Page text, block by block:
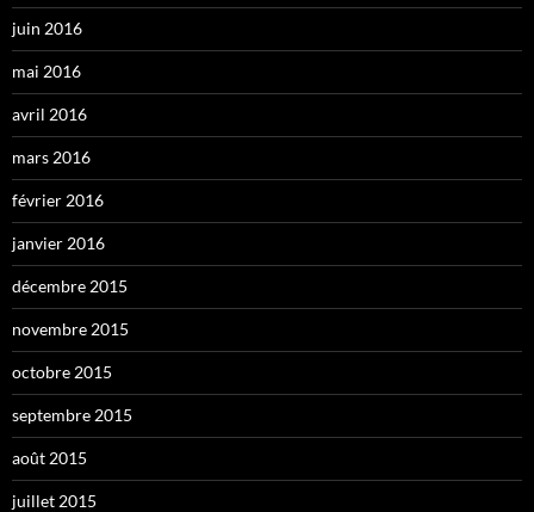
juin 2016
mai 2016
avril 2016
mars 2016
février 2016
janvier 2016
décembre 2015
novembre 2015
octobre 2015
septembre 2015
août 2015
juillet 2015